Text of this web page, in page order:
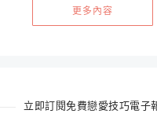
更多內容
立即訂閱免費戀愛技巧電子